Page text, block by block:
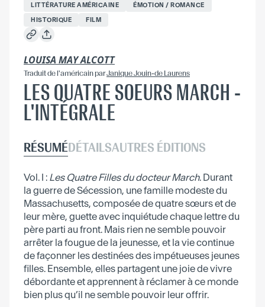
LITTÉRATURE AMÉRICAINE
ÉMOTION / ROMANCE
HISTORIQUE
FILM
LOUISA MAY ALCOTT
Traduitde l'américainparJanique Jouin-de Laurens
LES QUATRE SOEURS MARCH -
L'INTÉGRALE
RÉSUMÉDÉTAILSAUTRES ÉDITIONS
Vol. I : Les Quatre Filles du docteur March. Durant
la guerre de Sécession, une famille modeste du
Massachusetts, composée de quatre sœurs et de
leur mère, guette avec inquiétude chaque lettre du
père parti au front. Mais rien ne semble pouvoir
arrêter la fougue de la jeunesse, et la vie continue
de façonner les destinées des impétueuses jeunes
filles. Ensemble, elles partagent une joie de vivre
débordante et apprennent à réclamer à ce monde
bien plus qu’il ne semble pouvoir leur offrir.